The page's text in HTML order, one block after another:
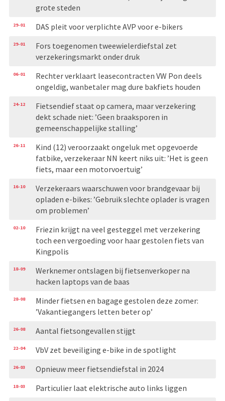
grote steden
29-01 DAS pleit voor verplichte AVP voor e-bikers
29-01
Fors toegenomen tweewielerdiefstal zet
verzekeringsmarkt onder druk
06-01
Rechter verklaart leasecontracten VW Pon deels
ongeldig, wanbetaler mag dure bakfiets houden
24-12
Fietsendief staat op camera, maar verzekering
dekt schade niet: ’Geen braaksporen in
gemeenschappelijke stalling’
26-11
Kind (12) veroorzaakt ongeluk met opgevoerde
fatbike, verzekeraar NN keert niks uit: ’Het is geen
fiets, maar een motorvoertuig’
16-10
Verzekeraars waarschuwen voor brandgevaar bij
opladen e-bikes: ’Gebruik slechte oplader is vragen
om problemen’
02-10
Friezin krijgt na veel gesteggel met verzekering
toch een vergoeding voor haar gestolen fiets van
Kingpolis
18-09
Werknemer ontslagen bij fietsenverkoper na
hacken laptops van de baas
28-08
Minder fietsen en bagage gestolen deze zomer:
’Vakantiegangers letten beter op’
26-08 Aantal fietsongevallen stijgt
22-04 VbV zet beveiliging e-bike in de spotlight
26-03 Opnieuw meer fietsendiefstal in 2024
18-03 Particulier laat elektrische auto links liggen